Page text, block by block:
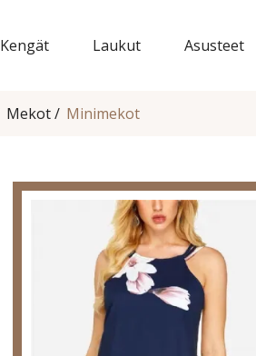
Kengät Laukut Asusteet
Mekot Minimekot